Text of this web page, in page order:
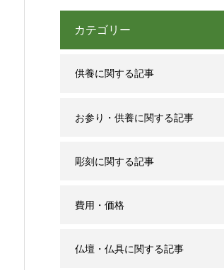
カテゴリー
供養に関する記事
お参り・供養に関する記事
彫刻に関する記事
費用・価格
仏壇・仏具に関する記事